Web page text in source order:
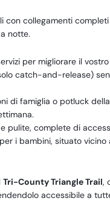
con collegamenti
notte.
per migliorare il
catch-and-release)
di famiglia o potluck
pulite, complete di
i bambini, situato
Tri-County Triangle Trail,
accessibile a